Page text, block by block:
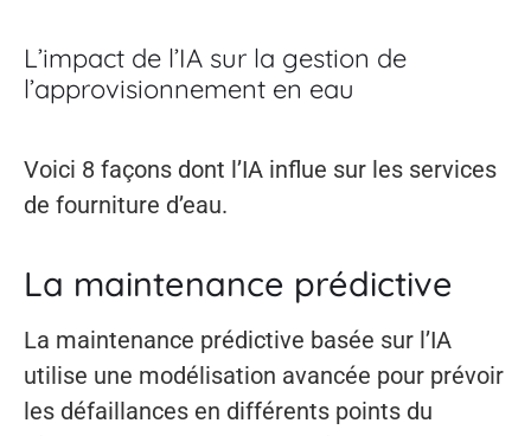
L’impact de l’IA sur la gestion de
l’approvisionnement en eau
Voici 8 façons dont l’IA influe sur les services
de fourniture d’eau.
La maintenance prédictive
La maintenance prédictive basée sur l’IA
utilise une modélisation avancée pour prévoir
les défaillances en différents points du